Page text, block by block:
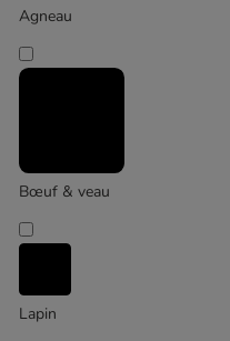
Très grand > 45 kg
Agneau
Bœuf & veau
Lapin